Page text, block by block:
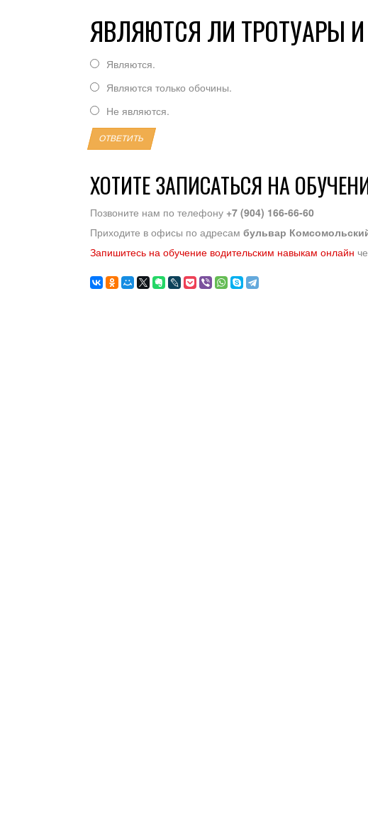
ЯВЛЯЮТСЯ ЛИ ТРОТУАРЫ
Являются.
Являются только обочины.
Не являются.
ОТВЕТИТЬ
ХОТИТЕ ЗАПИСАТЬСЯ НА
Позвоните нам по телефону +7 (904) 166-66-60
Приходите в офисы по адресам бульвар
Запишитесь на обучение водительским навыкам онлайн